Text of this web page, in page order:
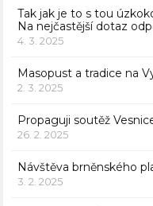
Tak jak je to s tou
Na nejčastější dotaz
4. 3. 2025
Masopust a tradice na
2. 3. 2025
Propaguji soutěž
26. 2. 2025
Návštěva brněnského
3. 2. 2025